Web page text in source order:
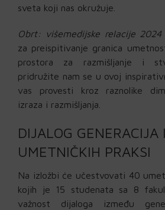
sveta koji nas okružuje.
Obrt: višemedijske relacije 2024
za preispitivanje granica
prostora za razmišljanje i
pridružite nam se u ovoj
vas provesti kroz raznolike
izraza i razmišljanja.
DIJALOG GENERACIJA I
UMETNIČKIH PRAKSI
Na izložbi će učestvovati 40
kojih je 15 studenata sa 8
važnost dijaloga između